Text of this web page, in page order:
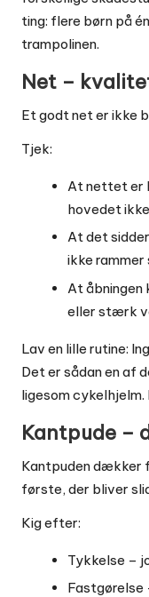
ting: flere børn på
trampolinen.
Net –
Et godt net er ikke
Tjek:
At nettet er
hovedet
At det
ikke
At åbningen
eller stærk
Lav en lille rutine:
Det er sådan en af
ligesom cykelhjelm.
Kantpude –
Kantpuden dækker
første, der bliver
Kig efter:
Tykkelse –
Fastgørelse